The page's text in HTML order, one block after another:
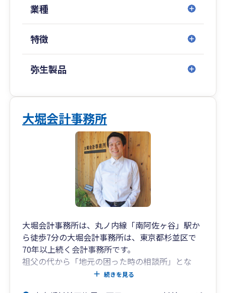
業種
特徴
弥生製品
大堀会計事務所
大堀会計事務所は、丸ノ内線「南阿佐ヶ谷」駅か
ら徒歩7分の大堀会計事務所は、東京都杉並区で
70年以上続く会計事務所です。
祖父の代から「地元の困った時の相談所」とな
り、地元の中小企業を元気にすることを目標とし
続きを見る